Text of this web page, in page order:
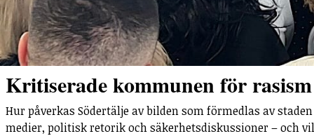
Kritiserade kommunen för
Hur påverkas Södertälje av bilden som förmedlas av
medier, politisk retorik och säkerhetsdiskussioner – och